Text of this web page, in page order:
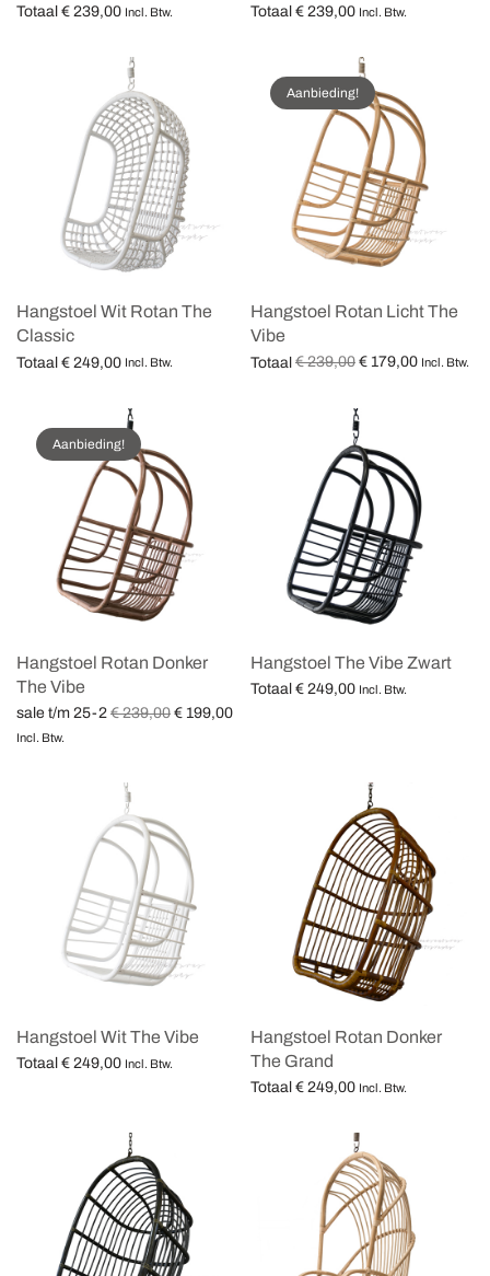
Totaal € 239,00 Incl. Btw. Totaal € 239,00 Incl. Btw.
Hangstoel Wit Rotan The
Classic
Totaal € 249,00 Incl. Btw.
Aanbieding!
Hangstoel Rotan Licht The
Vibe
Totaal €239,00 Oorspronkelijke
€ 239,00.
€ 179,00Huidige
Incl. Btw.
Aanbieding!
Hangstoel Rotan Donker
The Vibe
sale t/m 25-2 €239,00 Oorspronkelijke
€ 199,00Huidige
Incl. Btw.
Hangstoel The Vibe Zwart
Totaal € 249,00 Incl. Btw.
Hangstoel Wit The Vibe
Totaal € 249,00 Incl. Btw.
Hangstoel Rotan Donker
The Grand
Totaal € 249,00 Incl. Btw.